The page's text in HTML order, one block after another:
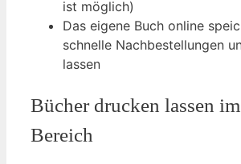
ist möglich)
Das eigene Buch online
schnelle Nachbestellungen
lassen
Bücher drucken lassen
Bereich